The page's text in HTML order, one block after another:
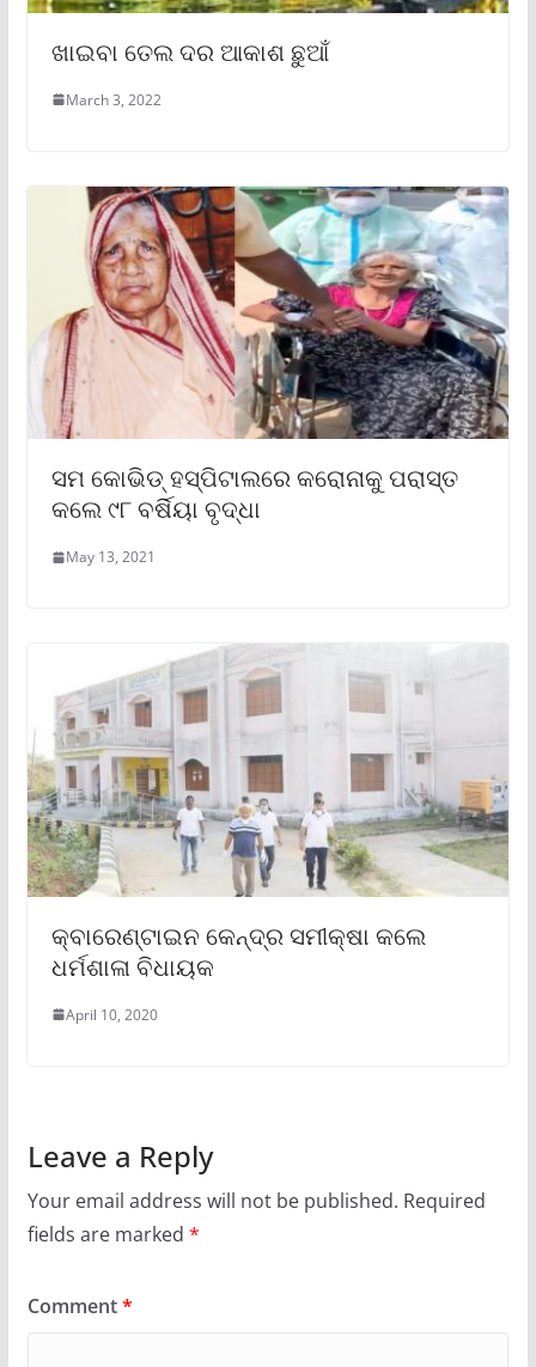
ଖାଇବା ତେଲ ଦର ଆକାଶ ଛୁଆଁ
March 3, 2022
ସମ କୋଭିଡ୍ ହସ୍ପିଟାଲରେ କରୋନାକୁ ପରାସ୍ତ
କଲେ ୯୮ ବର୍ଷିୟା ବୃଦ୍ଧା
May 13, 2021
କ୍ବାରେଣ୍ଟାଇନ କେନ୍ଦ୍ର ସମୀକ୍ଷା କଲେ
ଧର୍ମଶାଳା ବିଧାୟକ
April 10, 2020
Leave a Reply
Your email address will not be published. Required
fields are marked *
Comment*